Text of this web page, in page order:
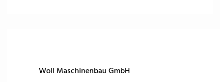
Woll Maschinenbau GmbH